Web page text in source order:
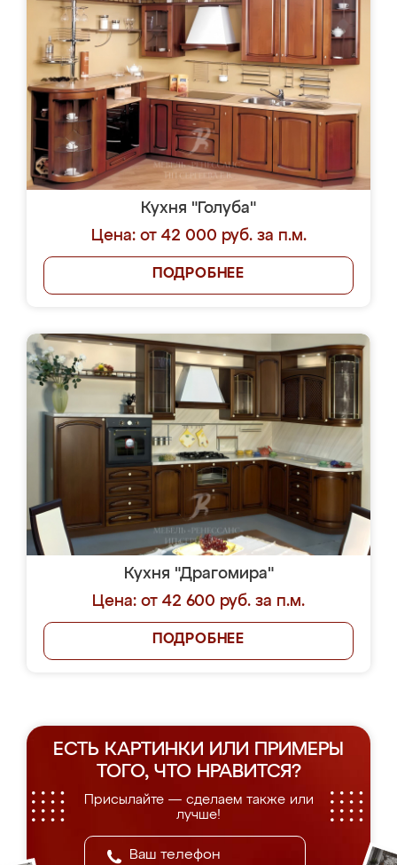
Кухня "Голуба"
Цена: от 42 000 руб. за п.м.
ПОДРОБНЕЕ
Кухня "Драгомира"
Цена: от 42 600 руб. за п.м.
ПОДРОБНЕЕ
ЕСТЬ КАРТИНКИ ИЛИ ПРИМЕРЫ
ТОГО, ЧТО НРАВИТСЯ?
Присылайте — сделаем также или
лучше!